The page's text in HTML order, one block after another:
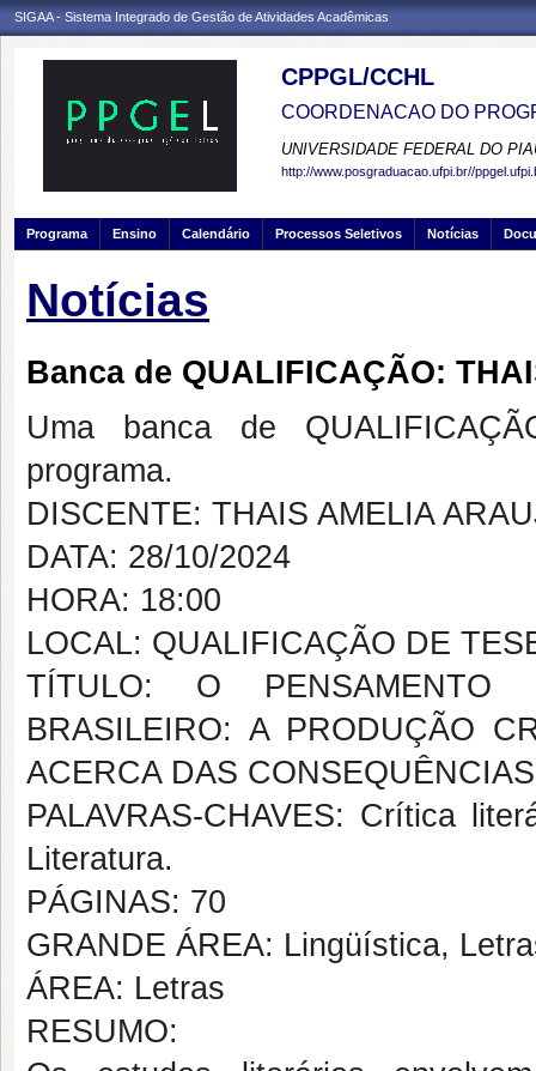
SIGAA - Sistema Integrado de Gestão de Atividades Acadêmicas
CPPGL/CCHL
COORDENACAO DO
UNIVERSIDADE FEDERAL DO
http://www.posgraduacao.ufpi.br//
Programa Ensino Calendário Processos Seletivos Notícias
Notícias
Banca de QUALIFICAÇÃO:
Uma banca de
programa.
DISCENTE: THAIS AMELIA
DATA: 28/10/2024
HORA: 18:00
LOCAL: QUALIFICAÇÃO DE
TÍTULO: O PENSAMENTO
BRASILEIRO: A PRODUÇÃO
ACERCA DAS
PALAVRAS-CHAVES: Crítica
Literatura.
PÁGINAS: 70
GRANDE ÁREA: Lingüística,
ÁREA: Letras
RESUMO: